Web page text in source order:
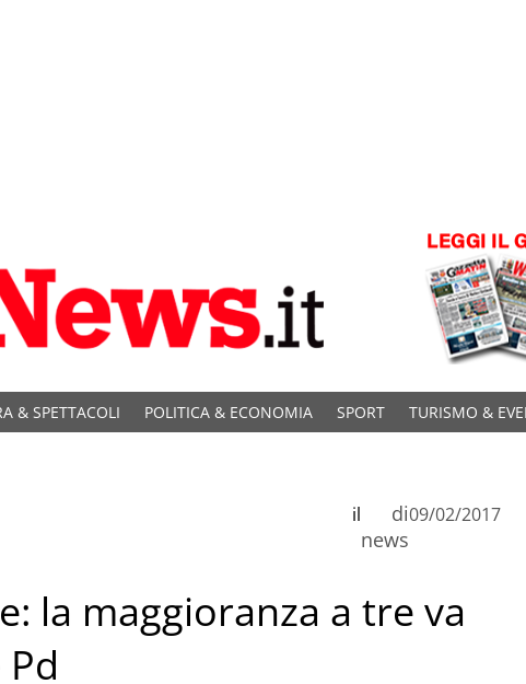
& SPETTACOLI POLITICA & ECONOMIA SPORT TURISMO &
di
news
il 09/02/2017
la maggioranza a tre va